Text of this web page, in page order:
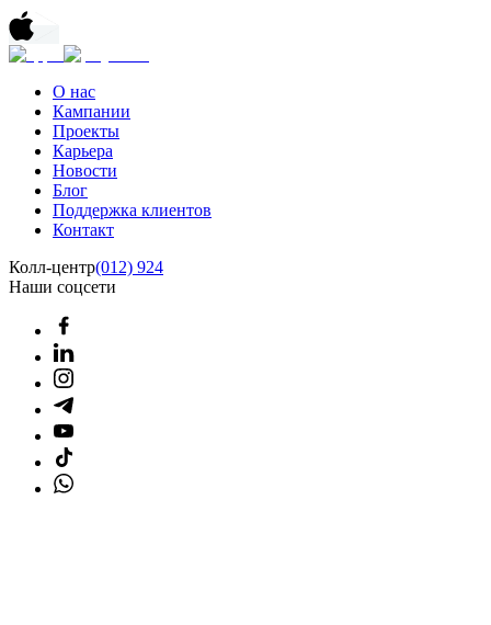
О нас
Кампании
Проекты
Карьера
Новости
Блог
Поддержка клиентов
Контакт
Колл-центр(012) 924
Наши соцсети